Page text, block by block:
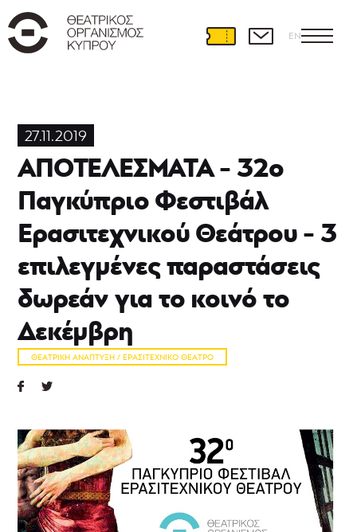
EN
27.11.2019
ΑΠΟΤΕΛΕΣΜΑΤΑ - 32ο
Παγκύπριο Φεστιβάλ
Ερασιτεχνικού Θεάτρου - 3
επιλεγμένες παραστάσεις
δωρεάν για το κοινό το
Δεκέμβρη
ΘΕΑΤΡΙΚΉ ΑΝΆΠΤΥΞΗ / ΕΡΑΣΙΤΕΧΝΙΚΌ ΘΈΑΤΡΟ
Διεθνείς
συνεργασίες
Εκπαίδευση
Εκπαιδευτικά
προγράμματα
Ερασιτεχνικό
θέατρο
39ο
Παγκύπριο
Φεστιβάλ
Ερασιτεχνικού
Θεάτρου
38ο
Ερασιτεχνικού
Θεάτρου
37ο
Παγκύπριο
Φεστιβάλ
Ερασιτεχνικού
Θεάτρου